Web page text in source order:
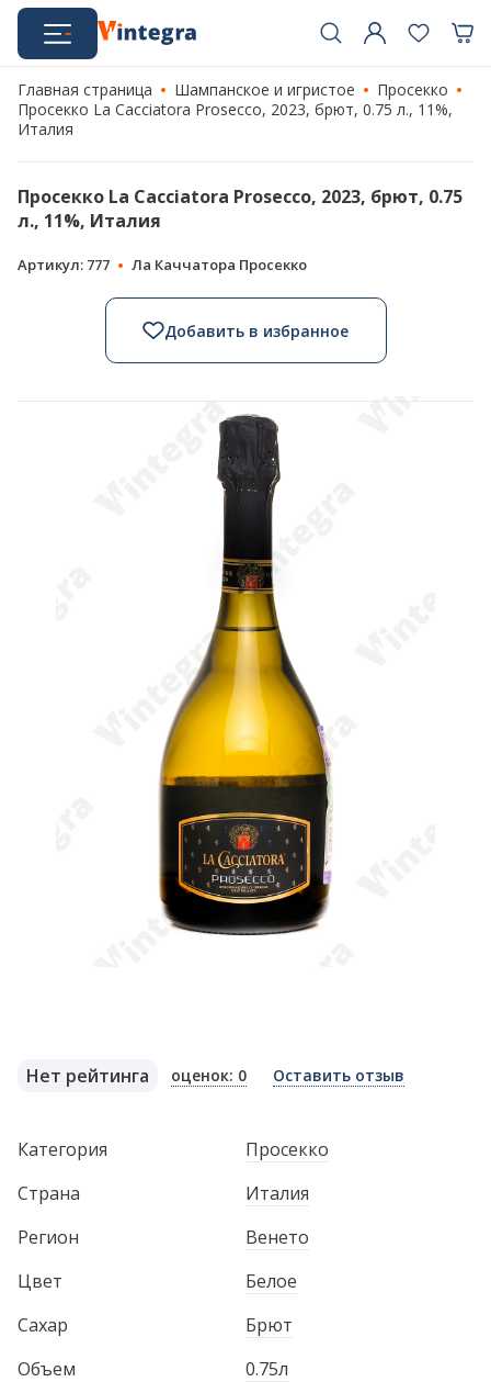
Главная страница Шампанское и игристое
Просекко
Просекко La Cacciatora Prosecco, 2023, брют, 0.75 л., 11%,
Италия
Просекко La Cacciatora Prosecco, 2023, брют, 0.75
л., 11%, Италия
Артикул: 777 Ла Каччатора Просекко
Добавить в избранное
Нет рейтинга оценок: 0 Оставить отзыв
Категория
Просекко
Страна
Италия
Регион
Венето
Цвет
Белое
Сахар
Брют
Объем
0.75л